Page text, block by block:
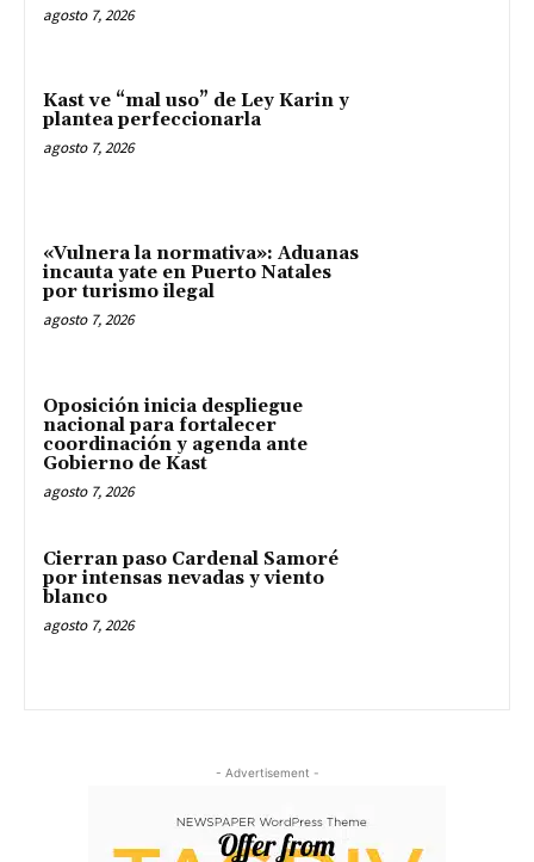
agosto 7, 2026
Kast ve “mal uso” de Ley Karin y
plantea perfeccionarla
agosto 7, 2026
«Vulnera la normativa»: Aduanas
incauta yate en Puerto Natales
por turismo ilegal
agosto 7, 2026
Oposición inicia despliegue
nacional para fortalecer
coordinación y agenda ante
Gobierno de Kast
agosto 7, 2026
Cierran paso Cardenal Samoré
por intensas nevadas y viento
blanco
agosto 7, 2026
- Advertisement -